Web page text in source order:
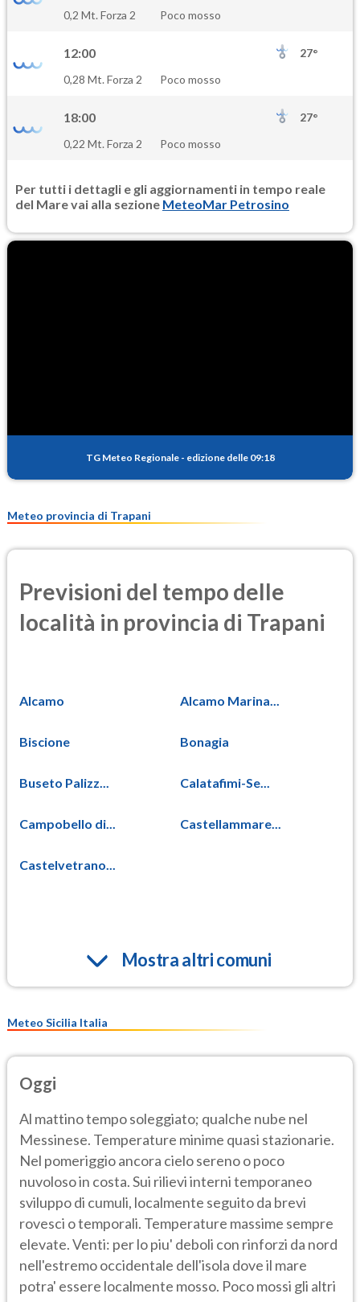
PM10
PM25
0,2 Mt. Forza 2
Poco mosso
12:00
27°
0,28 Mt. Forza 2
Poco mosso
18:00
27°
0,22 Mt. Forza 2
Poco mosso
Per tutti i dettagli e gli aggiornamenti in tempo reale
del Mare vai alla sezione MeteoMar Petrosino
TG Meteo Regionale - edizione delle 09:18
Meteo provincia di Trapani
Previsioni del tempo delle
località in provincia di Trapani
Alcamo Alcamo Marina...
Biscione Bonagia
Buseto Palizz... Calatafimi-Se...
Campobello di... Castellammare...
Castelvetrano...
Mostra altri comuni
Meteo Sicilia Italia
Oggi
Al mattino tempo soleggiato; qualche nube nel
Messinese. Temperature minime quasi stazionarie.
Nel pomeriggio ancora cielo sereno o poco
nuvoloso in costa. Sui rilievi interni temporaneo
sviluppo di cumuli, localmente seguito da brevi
rovesci o temporali. Temperature massime sempre
elevate. Venti: per lo piu' deboli con rinforzi da nord
nell'estremo occidentale dell'isola dove il mare
potra' essere localmente mosso. Poco mossi gli altri